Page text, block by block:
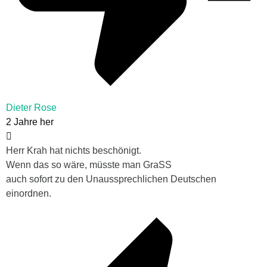
Dieter Rose
2 Jahre her
Herr Krah hat nichts beschönigt.
Wenn das so wäre, müsste man GraSS
auch sofort zu den Unaussprechlichen Deutschen
einordnen.